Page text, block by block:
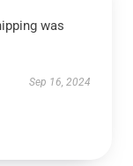
was
Sep 16, 2024